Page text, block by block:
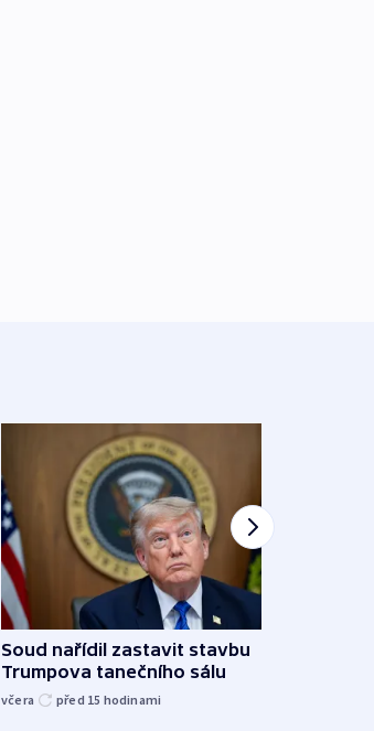
Soud nařídil zastavit stavbu
Trumpova tanečního sálu
včera před 15 hodinami